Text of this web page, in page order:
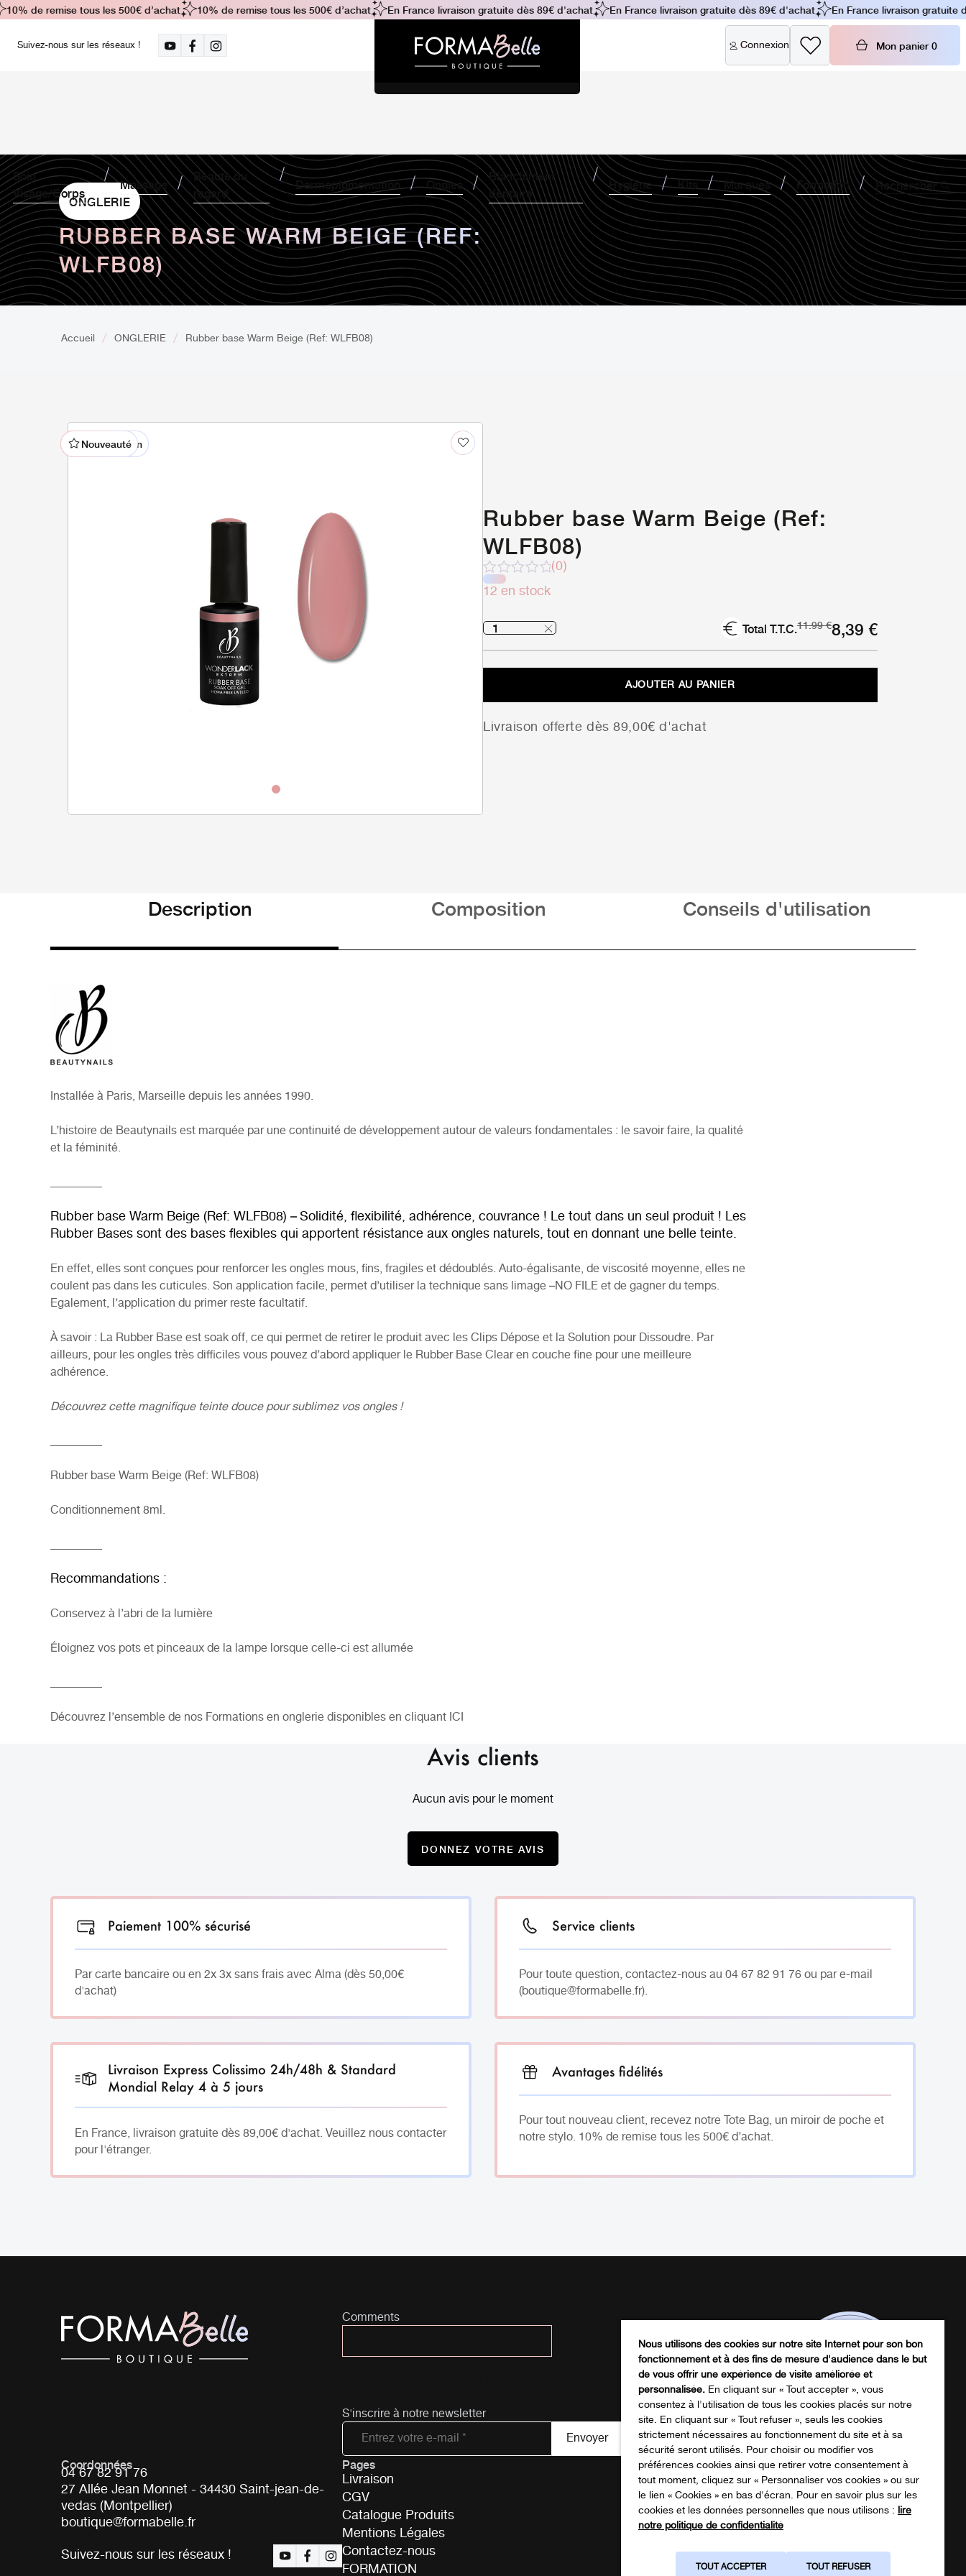
Suivez-nous sur les réseaux ! Connexion Mon panier 0
Soin
Visage/Corps
Massage
Beauté du
regard
Dermopigmentation Ongles
Blanchiment
dentaire
Hygiène Kits Marques Formation Rechercher
de remise tous les 500€ d’achat 10% de remise tous les 500€ d’achat En France livraison gratuite dès 89€ d'achat En France livraison gratuite dès 89€ d'achat En France livraison gratuite
ONGLERIE
RUBBER BASE WARM BEIGE (REF:
WLFB08)
Accueil ONGLERIE Rubber base Warm Beige (Ref: WLFB08)
% En promotion
Nouveauté
Rubber base Warm Beige (Ref:
WLFB08)
Note
sur
(0)
12 en stock
Total T.T.C.11.99€Le
prix
initial
8,39 €Le
prix
actuel
AJOUTER AU PANIER
Livraison offerte dès 89,00€ d'achat
Description Composition Conseils d'utilisation
Installée à Paris, Marseille depuis les années 1990.
L’histoire de Beautynails est marquée par une continuité de développement autour de valeurs fondamentales : le savoir faire, la qualité
et la féminité.
_________
Rubber base Warm Beige (Ref: WLFB08) –Solidité, flexibilité, adhérence, couvrance ! Le tout dans un seul produit ! Les
Rubber Bases sont des bases flexibles qui apportent résistance aux ongles naturels, tout en donnant une belle teinte.
En effet, elles sont conçues pour renforcer les ongles mous, fins, fragiles et dédoublés. Auto-égalisante, de viscosité moyenne, elles ne
coulent pas dans les cuticules. Son application facile, permet d’utiliser la technique sans limage –NO FILE et de gagner du temps.
Egalement, l’application du primer reste facultatif.
À savoir : La Rubber Base est soak off, ce qui permet de retirer le produit avec les Clips Dépose et la Solution pour Dissoudre. Par
ailleurs, pour les ongles très difficiles vous pouvez d’abord appliquer le Rubber Base Clear en couche fine pour une meilleure
adhérence.
Découvrez cette magnifique teinte douce pour sublimez vos ongles !
_________
Rubber base Warm Beige (Ref: WLFB08)
Conditionnement 8ml.
_________
Recommandations :
Conservez à l’abri de la lumière
Éloignez vos pots et pinceaux de la lampe lorsque celle-ci est allumée
_________
Découvrez l’ensemble de nos Formations en onglerie disponibles en cliquant ICI
Avis clients
Aucun avis pour le moment
DONNEZ VOTRE AVIS
Paiement 100% sécurisé
Par carte bancaire ou en 2x 3x sans frais avec Alma (dès 50,00€
d'achat)
Service clients
Pour toute question, contactez-nous au 04 67 82 91 76 ou par e-mail
(boutique@formabelle.fr).
Livraison Express Colissimo 24h/48h & Standard
Mondial Relay 4 à 5 jours
En France, livraison gratuite dès 89,00€ d'achat. Veuillez nous contacter
pour l'étranger.
Avantages fidélités
Pour tout nouveau client, recevez notre Tote Bag, un miroir de poche et
notre stylo. 10% de remise tous les 500€ d’achat.
Comments
S'inscrire à notre newsletter
Coordonnées
04 67 82 91 76
27 Allée Jean Monnet - 34430 Saint-jean-de-
vedas (Montpellier)
boutique@formabelle.fr
Suivez-nous sur les réseaux !
Pages
Livraison
CGV
Catalogue Produits
Mentions Légales
Contactez-nous
FORMATION
Télécharger notre catalogue produits
NOTRE CATALOGUE
Nous utilisons des cookies sur notre site Internet pour son bon
fonctionnement et à des fins de mesure d'audience dans le but
de vous offrir une expérience de visite améliorée et
personnalisée. En cliquant sur « Tout accepter », vous
consentez à l'utilisation de tous les cookies placés sur notre
site. En cliquant sur « Tout refuser », seuls les cookies
strictement nécessaires au fonctionnement du site et à sa
sécurité seront utilisés. Pour choisir ou modifier vos
préférences cookies ainsi que retirer votre consentement à
tout moment, cliquez sur « Personnaliser vos cookies » ou sur
le lien « Cookies » en bas d'écran. Pour en savoir plus sur les
cookies et les données personnelles que nous utilisons : lire
notre politique de confidentialité
TOUT ACCEPTER TOUT REFUSER